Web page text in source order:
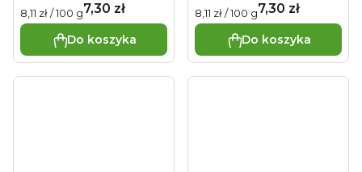
7,30 zł
Cena
jednostkowa:
8,11 zł / 100 g
Do koszyka
7,30 zł
Cena
jednostkowa:
8,11 zł / 100 g
Do koszyka